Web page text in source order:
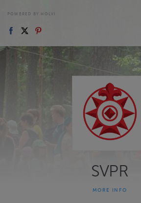
POWERED BY HOLVI
SVPR
MORE INFO